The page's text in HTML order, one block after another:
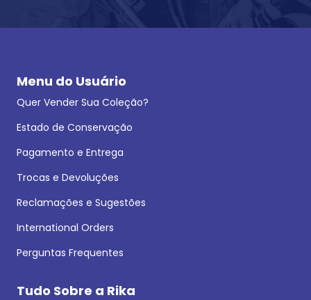
Menu do Usuário
Quer Vender Sua Coleção?
Estado de Conservação
Pagamento e Entrega
Trocas e Devoluções
Reclamações e Sugestões
International Orders
Perguntas Frequentes
Tudo Sobre a Rika